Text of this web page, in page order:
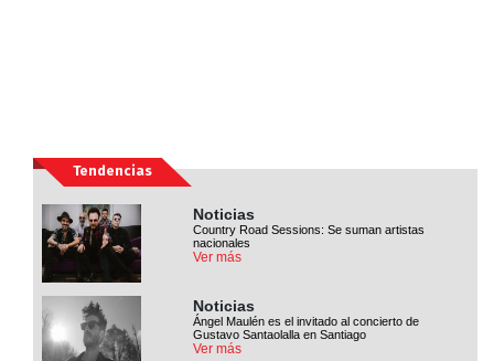
Tendencias
Noticias
Country Road Sessions: Se suman artistas
nacionales
Ver más
Noticias
Ángel Maulén es el invitado al concierto de
Gustavo Santaolalla en Santiago
Ver más